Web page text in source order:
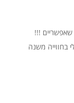
שאפשריים !!!
בחווייה משנה